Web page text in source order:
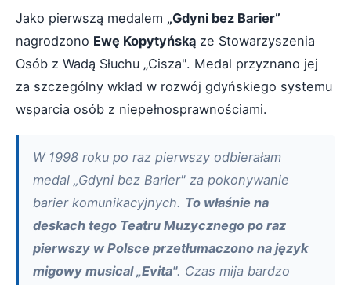
Jako pierwszą medalem „Gdyni bez Barier”
nagrodzono Ewę Kopytyńską ze Stowarzyszenia
Osób z Wadą Słuchu „Cisza". Medal przyznano jej
za szczególny wkład w rozwój gdyńskiego systemu
wsparcia osób z niepełnosprawnościami.
W 1998 roku po raz pierwszy odbierałam
medal „Gdyni bez Barier" za pokonywanie
barier komunikacyjnych. To właśnie na
deskach tego Teatru Muzycznego po raz
pierwszy w Polsce przetłumaczono na język
migowy musical „Evita". Czas mija bardzo